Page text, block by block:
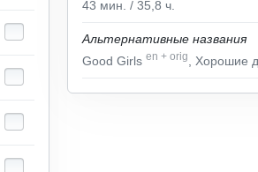
43 мин. / 35,8 ч.
Альтернативные названия
Good Girls en + orig , Хорошие